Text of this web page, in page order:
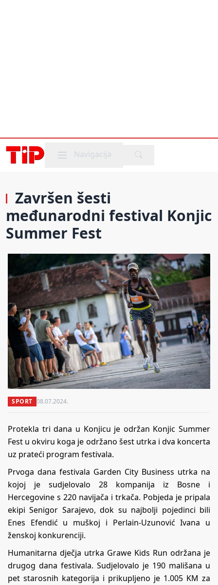
Mobile menu
Navigacija
Završen šesti
međunarodni festival Konjic
Summer Fest
SPORT 08.07.2024.
Protekla tri dana u Konjicu je održan Konjic Summer
Fest u okviru koga je održano šest utrka i dva koncerta
uz prateći program festivala.
Prvoga dana festivala Garden City Business utrka na
kojoj je sudjelovalo 28 kompanija iz Bosne i
Hercegovine s 220 navijača i trkača. Pobjeda je pripala
ekipi Senigor Sarajevo, dok su najbolji pojedinci bili
Enes Efendić u muškoj i Perlain-Uzunović Ivana u
ženskoj konkurenciji.
Humanitarna dječja utrka Grawe Kids Run održana je
drugog dana festivala. Sudjelovalo je 190 mališana u
pet starosnih kategorija i prikupljeno je 1.005 KM za